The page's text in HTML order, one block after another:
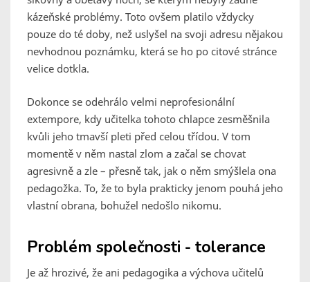
kázeňské problémy. Toto ovšem platilo vždycky
pouze do té doby, než uslyšel na svoji adresu nějakou
nevhodnou poznámku, která se ho po citové stránce
velice dotkla.
Dokonce se odehrálo velmi neprofesionální
extempore, kdy učitelka tohoto chlapce zesměšnila
kvůli jeho tmavší pleti před celou třídou. V tom
momentě v něm nastal zlom a začal se chovat
agresivně a zle – přesně tak, jak o něm smýšlela ona
pedagožka. To, že to byla prakticky jenom pouhá jeho
vlastní obrana, bohužel nedošlo nikomu.
Problém společnosti - tolerance
Je až hrozivé, že ani pedagogika a výchova učitelů